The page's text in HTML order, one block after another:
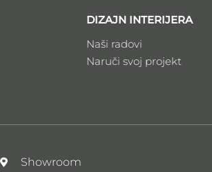
DIZAJN INTERIJERA
Naši radovi
Naruči svoj projekt
Showroom